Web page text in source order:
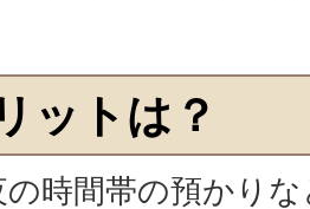
ットは？
の時間帯の預かり